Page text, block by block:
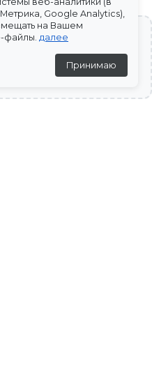
Google Analytics),
на Вашем
файлы. далее
Принимаю